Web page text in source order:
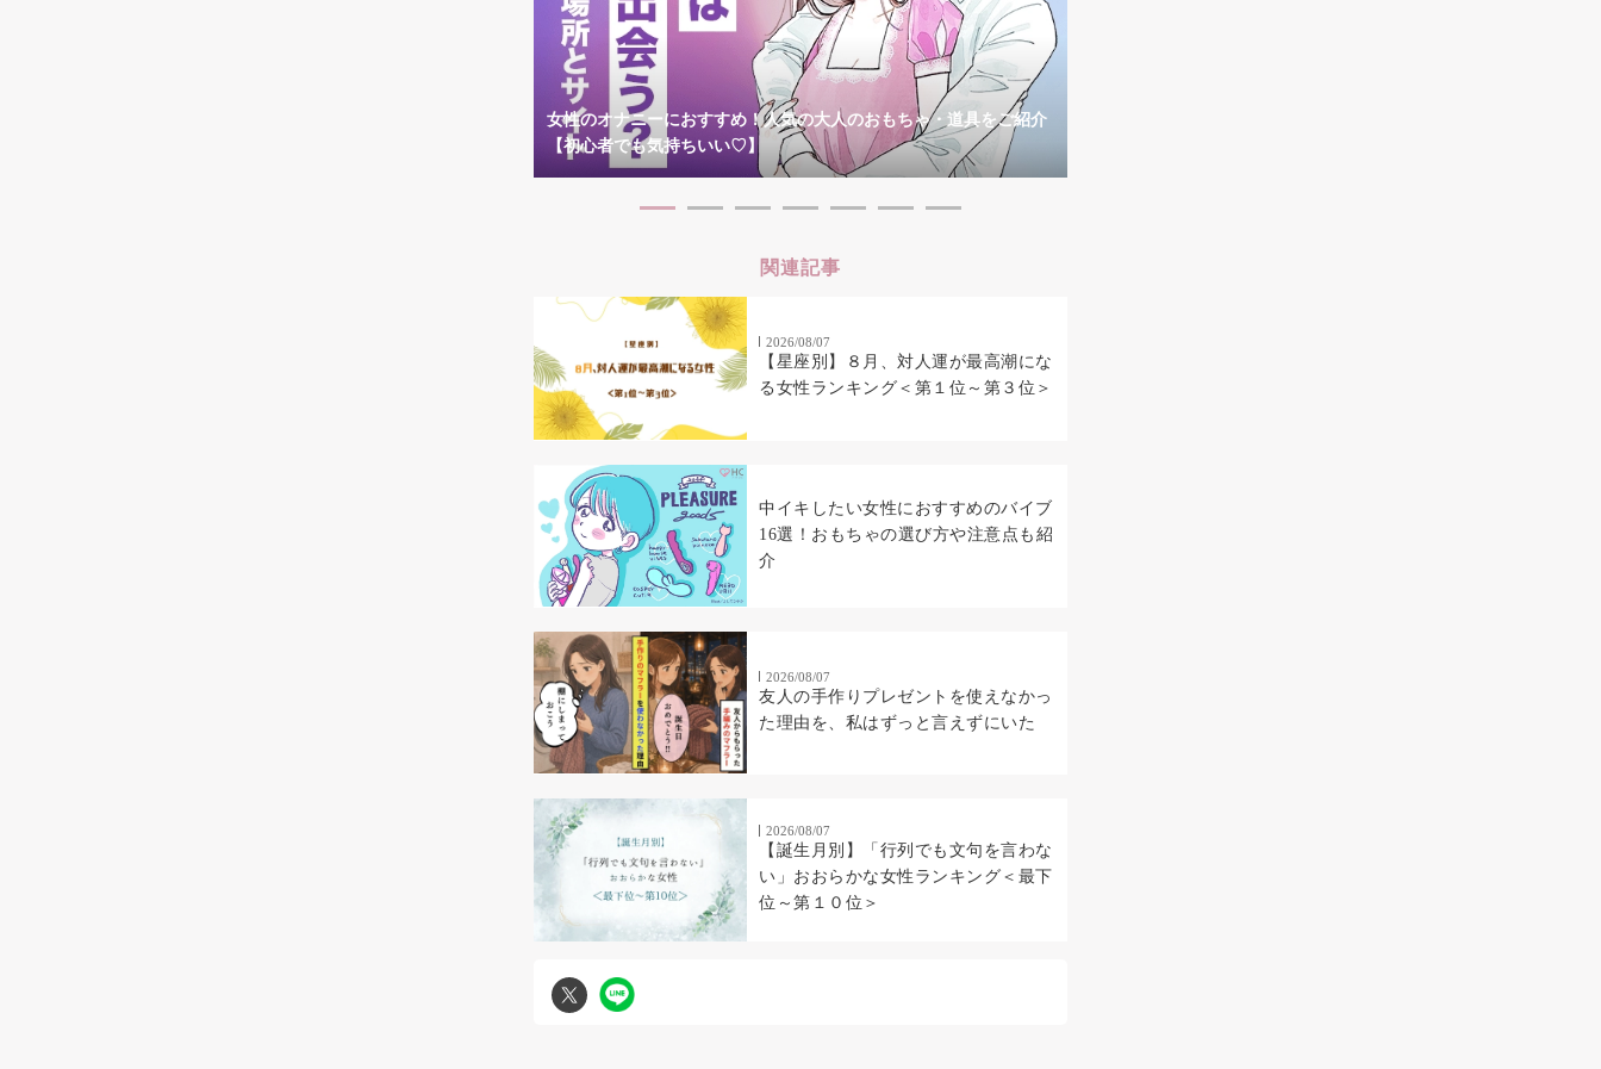
女性のオナニーにおすすめ！人気の大人のおもちゃ・道具をご紹介
【初心者でも気持ちいい♡】
関連記事
2026/08/07
【星座別】８月、対人運が最高潮にな
る女性ランキング＜第１位～第３位＞
中イキしたい女性におすすめのバイブ
16選！おもちゃの選び方や注意点も紹
介
2026/08/07
友人の手作りプレゼントを使えなかっ
た理由を、私はずっと言えずにいた
2026/08/07
【誕生月別】「行列でも文句を言わな
い」おおらかな女性ランキング＜最下
位～第１０位＞